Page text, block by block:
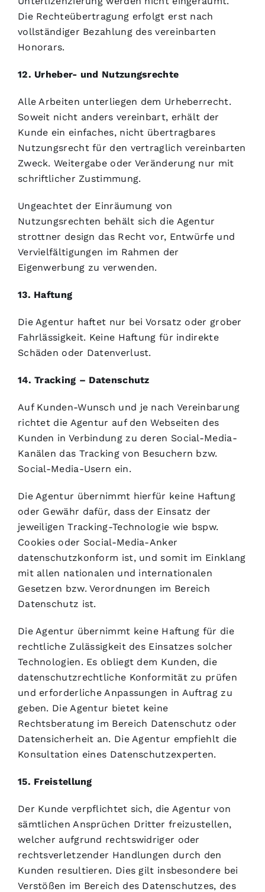
Die Rechteübertragung erfolgt erst nach
vollständiger Bezahlung des vereinbarten
Honorars.
12. Urheber- und Nutzungsrechte
Alle Arbeiten unterliegen dem Urheberrecht.
Soweit nicht anders vereinbart, erhält der
Kunde ein einfaches, nicht übertragbares
Nutzungsrecht für den vertraglich vereinbarten
Zweck. Weitergabe oder Veränderung nur mit
schriftlicher Zustimmung.
Ungeachtet der Einräumung von
Nutzungsrechten behält sich die Agentur
strottner design das Recht vor, Entwürfe und
Vervielfältigungen im Rahmen der
Eigenwerbung zu verwenden.
13. Haftung
Die Agentur haftet nur bei Vorsatz oder grober
Fahrlässigkeit. Keine Haftung für indirekte
Schäden oder Datenverlust.
14. Tracking – Datenschutz
Auf Kunden-Wunsch und je nach Vereinbarung
richtet die Agentur auf den Webseiten des
Kunden in Verbindung zu deren Social-Media-
Kanälen das Tracking von Besuchern bzw.
Social-Media-Usern ein.
Die Agentur übernimmt hierfür keine Haftung
oder Gewähr dafür, dass der Einsatz der
jeweiligen Tracking-Technologie wie bspw.
Cookies oder Social-Media-Anker
datenschutzkonform ist, und somit im Einklang
mit allen nationalen und internationalen
Gesetzen bzw. Verordnungen im Bereich
Datenschutz ist.
Die Agentur übernimmt keine Haftung für die
rechtliche Zulässigkeit des Einsatzes solcher
Technologien. Es obliegt dem Kunden, die
datenschutzrechtliche Konformität zu prüfen
und erforderliche Anpassungen in Auftrag zu
geben. Die Agentur bietet keine
Rechtsberatung im Bereich Datenschutz oder
Datensicherheit an. Die Agentur empfiehlt die
Konsultation eines Datenschutzexperten.
15. Freistellung
Der Kunde verpflichtet sich, die Agentur von
sämtlichen Ansprüchen Dritter freizustellen,
welcher aufgrund rechtswidriger oder
rechtsverletzender Handlungen durch den
Kunden resultieren. Dies gilt insbesondere bei
Verstößen im Bereich des Datenschutzes, des